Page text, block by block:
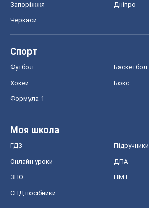
Запоріжжя Дніпро
Черкаси
Спорт
Футбол Баскетбол
Хокей Бокс
Формула-1
Моя школа
ГДЗ Підручники
Онлайн уроки ДПА
ЗНО НМТ
СНД посібники